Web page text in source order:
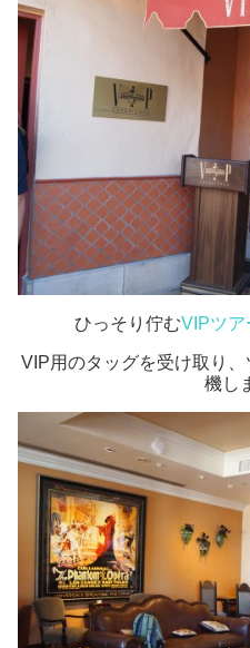
ひっそり佇むVIPツア
VIP用のタッグを受け取り
機し